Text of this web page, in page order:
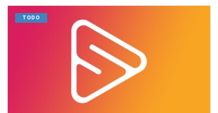
TODO